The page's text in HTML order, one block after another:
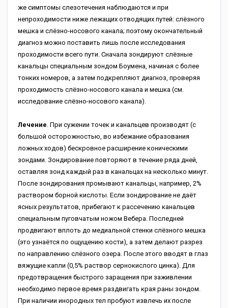
же симптомы слезотечения наблюдаются и при
непроходимости ниже лежащих отводящих путей: слёзного
мешка и слёзно-носового канала; поэтому окончательный
диагноз можно поставить лишь после исследования
проходимости всего пути. Сначала зондируют слёзные
канальцы специальным зондом Боумена, начиная с более
тонких номеров, а затем подкрепляют диагноз, проверяя
проходимость слёзно-носового канала и мешка (см.
исследование слёзно-носового канала).
Лечение. При сужении точек и канальцев производят (с
большой осторожностью, во избежание образования
ложных ходов) бескровное расширение коническими
зондами. Зондирование повторяют в течение ряда дней,
оставляя зонд каждый раз в канальцах на несколько минут.
После зондирования промывают канальцы, например, 2%
раствором борной кислоты. Если зондирование не даёт
ясных результатов, прибегают к рассечению канальцев
специальным пуговчатым ножом Вебера. Последней
продвигают вплоть до медиальной стенки слёзного мешка
(это узнаётся по ощущению кости), а затем делают разрез
по направлению слёзного озера. После этого вводят в глаз
вяжущие капли (0,5% раствор сернокислого цинка). Для
предотвращения быстрого заращения при заживлении
необходимо первое время раздвигать края раны зондом.
При наличии инородных тел пробуют извлечь их после